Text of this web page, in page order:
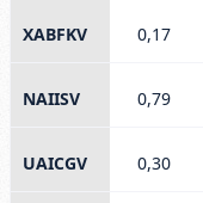
XABFKV 0,17
NAIISV 0,79
UAICGV 0,30